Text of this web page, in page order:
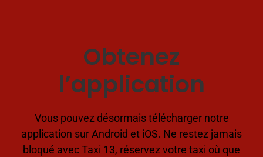
Obtenez
l’application
Vous pouvez désormais télécharger notre
application sur Android et iOS. Ne restez jamais
bloqué avec Taxi 13, réservez votre taxi où que